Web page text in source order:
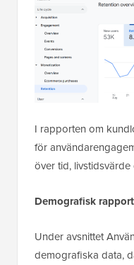
I rapporten om
för
över tid, livstidsvärde
Demografisk rapport
Under avsnittet
demografiska data,